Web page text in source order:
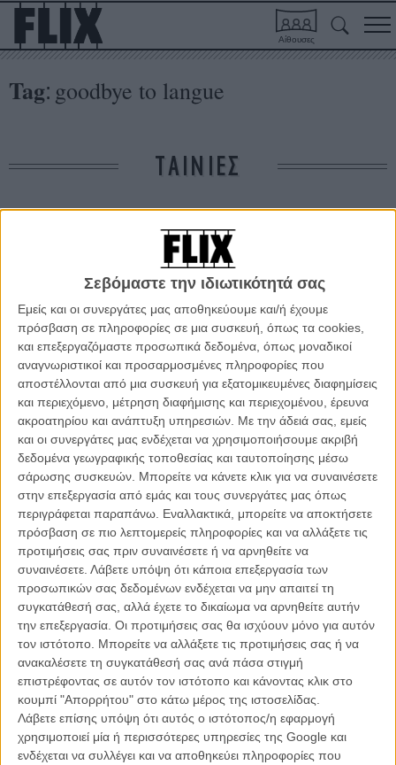
Σεβόμαστε την ιδιωτικότητά σας
Εμείς και οι συνεργάτες μας αποθηκεύουμε και/ή έχουμε
πρόσβαση σε πληροφορίες σε μια συσκευή, όπως τα cookies,
και επεξεργαζόμαστε προσωπικά δεδομένα, όπως μοναδικοί
αναγνωριστικοί και προσαρμοσμένες πληροφορίες που
αποστέλλονται από μια συσκευή για εξατομικευμένες διαφημίσεις
και περιεχόμενο, μέτρηση διαφήμισης και περιεχομένου, έρευνα
ακροατηρίου και ανάπτυξη υπηρεσιών. Με την άδειά σας, εμείς
και οι συνεργάτες μας ενδέχεται να χρησιμοποιήσουμε ακριβή
δεδομένα γεωγραφικής τοποθεσίας και ταυτοποίησης μέσω
σάρωσης συσκευών. Μπορείτε να κάνετε κλικ για να συναινέσετε
στην επεξεργασία από εμάς και τους συνεργάτες μας όπως
περιγράφεται παραπάνω. Εναλλακτικά, μπορείτε να αποκτήσετε
πρόσβαση σε πιο λεπτομερείς πληροφορίες και να αλλάξετε τις
προτιμήσεις σας πριν συναινέσετε ή να αρνηθείτε να
συναινέσετε. Λάβετε υπόψη ότι κάποια επεξεργασία των
προσωπικών σας δεδομένων ενδέχεται να μην απαιτεί τη
συγκατάθεσή σας, αλλά έχετε το δικαίωμα να αρνηθείτε αυτήν
την επεξεργασία. Οι προτιμήσεις σας θα ισχύουν μόνο για αυτόν
τον ιστότοπο. Μπορείτε να αλλάξετε τις προτιμήσεις σας ή να
ανακαλέσετε τη συγκατάθεσή σας ανά πάσα στιγμή
επιστρέφοντας σε αυτόν τον ιστότοπο και κάνοντας κλικ στο
κουμπί "Απορρήτου" στο κάτω μέρος της ιστοσελίδας.
Λάβετε επίσης υπόψη ότι αυτός ο ιστότοπος/η εφαρμογή
χρησιμοποιεί μία ή περισσότερες υπηρεσίες της Google και
ενδέχεται να συλλέγει και να αποθηκεύει πληροφορίες που
Αίθουσες
Tag: goodbye to langue
ΤΑΙΝΙΕΣ
Δε βρέθηκαν σχετικές κριτικές ταινιών.
ΑΡΘΡΑ
«Adieu au Langage»: ο Ζαν Λικ Γκοντάρ επιστρέφει
ΝΕΑ /04 ΙΟΥΛ 2013/ Γιώργος Κρασσακόπουλος
Βιμ Βέντερς
Συνέντευξη
Η επιτυχία είναι υπερτιμημένη. Δεν σε κάνει
καλύτερο, δεν σε πάει πουθενά η επιτυχία. Είναι
απλώς ένα ωραίο, ανεβαστικό, επιφανειακό
συναίσθημα.»
CONNECT
Εγγράψου στο εβδομαδιαίο newsletter μας.